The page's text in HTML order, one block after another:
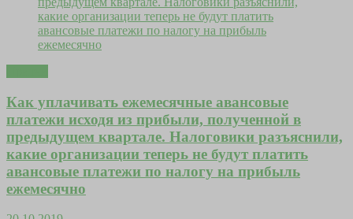
Как уплачивать ежемесячные авансовые
платежи исходя из прибыли, полученной в
предыдущем квартале. Налоговики разъяснили,
какие организации теперь не будут платить
авансовые платежи по налогу на прибыль
ежемесячно